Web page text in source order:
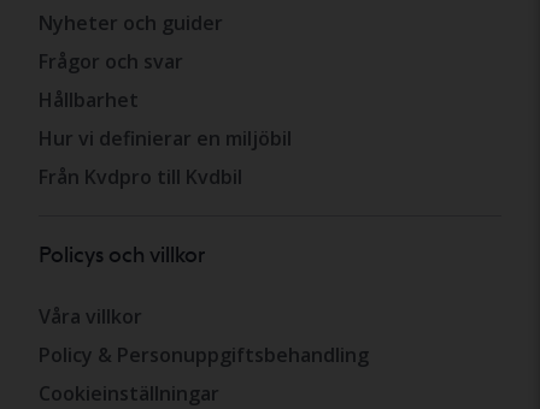
Nyheter och guider
Frågor och svar
Hållbarhet
Hur vi definierar en miljöbil
Från Kvdpro till Kvdbil
Policys och villkor
Våra villkor
Policy & Personuppgiftsbehandling
Cookieinställningar